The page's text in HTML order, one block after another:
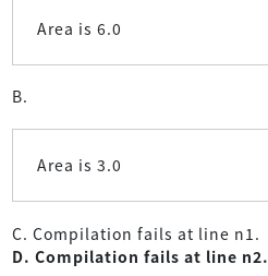
Area is 6.0
B.
Area is 3.0
C. Compilation fails at line n1.
D. Compilation fails at line n2.